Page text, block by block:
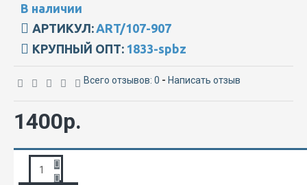
В наличии
АРТИКУЛ: ART/107-907
КРУПНЫЙ ОПТ: 1833-spbz
Всего отзывов: 0 - Написать отзыв
1400р.